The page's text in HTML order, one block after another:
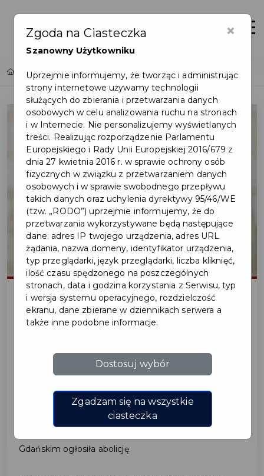
Zaloguj
Home Lista aktualności Abolicja w pruszczańskiej bibliotece
2026-06-08
ABOLICJA W
PRUSZCZAŃSKIEJ
BIBLIOTECE
Gdańskim ogłosiła abolicję.
×
Zgoda na Ciasteczka
Szanowny Użytkowniku
Uprzejmie informujemy, że tworząc i administrując
strony internetowe używamy technologii
służących do zbierania i przetwarzania danych
osobowych w celu analizowania ruchu na stronach
i w Internecie. Nie personalizujemy wyświetlanych
treści. Realizując rozporządzenie Parlamentu
Europejskiego i Rady Unii Europejskiej 2016/679 z
dnia 27 kwietnia 2016 r. w sprawie ochrony osób
fizycznych w związku z przetwarzaniem danych
osobowych i w sprawie swobodnego przepływu
takich danych oraz uchylenia dyrektywy 95/46/WE
(tzw. „RODO”) uprzejmie informujemy, że do
przetwarzania wykorzystywane będą następujące
dane: adres IP twojego urządzenia, adres URL
żądania, nazwa domeny, identyfikator urządzenia,
typ przeglądarki, język przeglądarki, liczba kliknięć,
ilość czasu spędzonego na poszczególnych
stronach, data i godzina korzystania z Serwisu, typ
i wersja systemu operacyjnego, rozdzielczość
ekranu, dane zbierane w dziennikach serwera a
także inne podobne informacje.
Dostosuj wybór
Zgadzam się na wszystkie
ciasteczka